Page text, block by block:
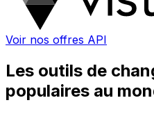
Voir nos offres API
Les outils de
populaires au